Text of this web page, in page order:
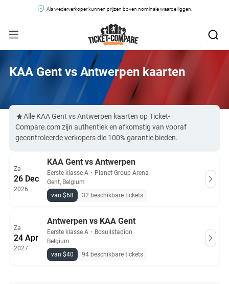
Als wederverkoper kunnen prijzen boven nominale waarde liggen.
KAA Gent vs Antwerpen kaarten
Alle KAA Gent vs Antwerpen kaarten op Ticket-
Compare.com zijn authentiek en afkomstig van vooraf
gecontroleerde verkopers die 100% garantie bieden.
Za
26 Dec
2026
KAA Gent vs Antwerpen
Eerste klasse A ・ Planet Group Arena
Gent, Belgium
van $68
32 beschikbare tickets
Za
24 Apr
2027
Antwerpen vs KAA Gent
Eerste klasse A ・ Bosuilstadion
Belgium
van $40
94 beschikbare tickets